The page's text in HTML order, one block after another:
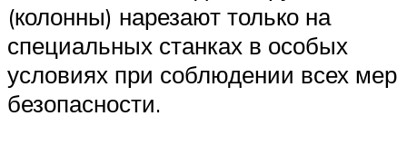
(колонны) нарезают только на
специальных станках в особых
условиях при соблюдении всех мер
безопасности.